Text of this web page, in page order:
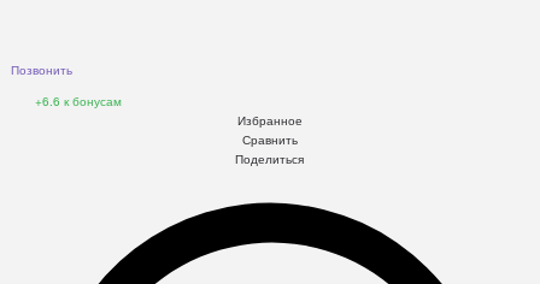
Позвонить
+6.6 к бонусам
Избранное
Сравнить
Поделиться